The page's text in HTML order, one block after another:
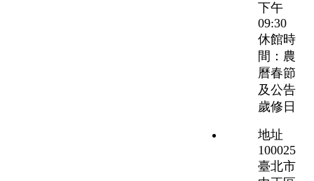
下午
09:30
休館時
間：農
曆春節
及公告
歲修日
地址
100025
臺北市